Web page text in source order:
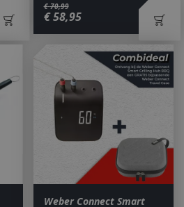
€ 70,99
€ 58,95
Weber Connect Smart